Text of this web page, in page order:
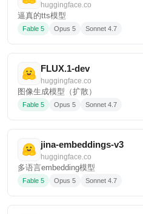
huggingface.co
逼真的tts模型
Fable 5 Opus 5 Sonnet 4.7
FLUX.1-dev
huggingface.co
图像生成模型（扩散）
Fable 5 Opus 5 Sonnet 4.7
jina-embeddings-v3
huggingface.co
多语言embedding模型
Fable 5 Opus 5 Sonnet 4.7